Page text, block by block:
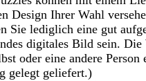
Design Ihrer Wahl
Sie lediglich eine gut
digitales Bild sein.
oder eine andere
gelegt geliefert.)